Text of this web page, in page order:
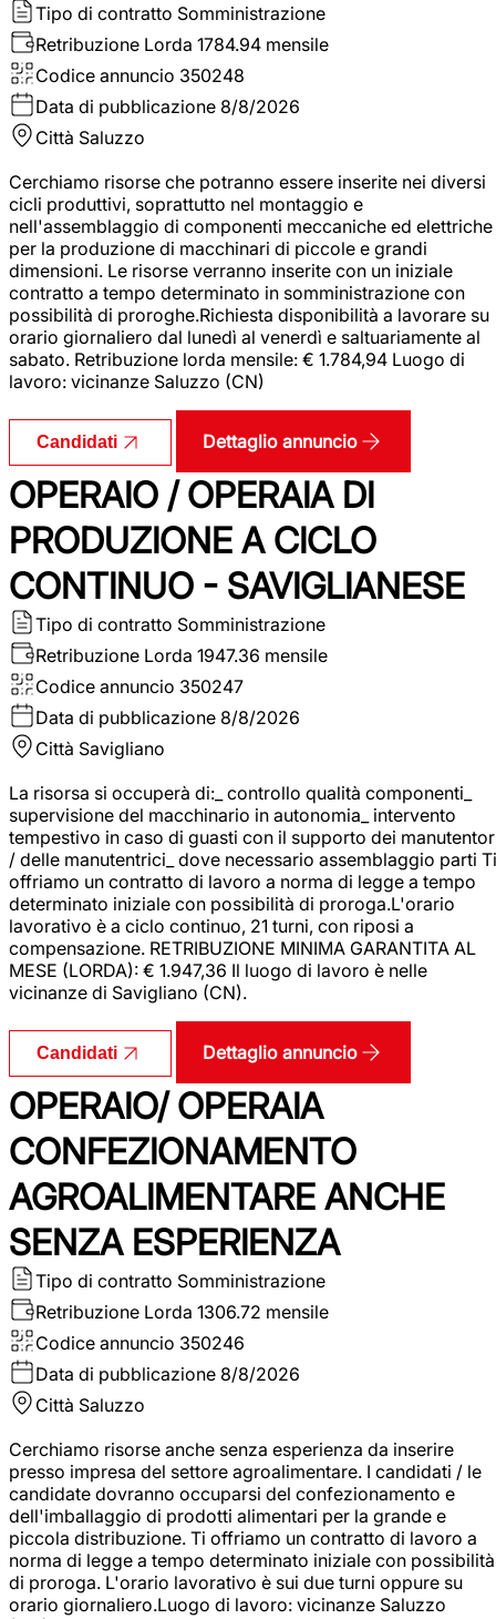
Tipo di contratto Somministrazione
Retribuzione Lorda 1784.94 mensile
Codice annuncio 350248
Data di pubblicazione 8/8/2026
Città Saluzzo
Cerchiamo risorse che potranno essere inserite nei diversi
cicli produttivi, soprattutto nel montaggio e
nell'assemblaggio di componenti meccaniche ed elettriche
per la produzione di macchinari di piccole e grandi
dimensioni. Le risorse verranno inserite con un iniziale
contratto a tempo determinato in somministrazione con
possibilità di proroghe.Richiesta disponibilità a lavorare su
orario giornaliero dal lunedì al venerdì e saltuariamente al
sabato. Retribuzione lorda mensile: € 1.784,94 Luogo di
lavoro: vicinanze Saluzzo (CN)
Candidati Dettaglio annuncio
OPERAIO / OPERAIA DI
PRODUZIONE A CICLO
CONTINUO - SAVIGLIANESE
Tipo di contratto Somministrazione
Retribuzione Lorda 1947.36 mensile
Codice annuncio 350247
Data di pubblicazione 8/8/2026
Città Savigliano
La risorsa si occuperà di:_ controllo qualità componenti_
supervisione del macchinario in autonomia_ intervento
tempestivo in caso di guasti con il supporto dei
/ delle manutentrici_ dove necessario assemblaggio parti Ti
offriamo un contratto di lavoro a norma di legge a tempo
determinato iniziale con possibilità di proroga.L'orario
lavorativo è a ciclo continuo, 21 turni, con riposi a
compensazione. RETRIBUZIONE MINIMA GARANTITA AL
MESE (LORDA): € 1.947,36 Il luogo di lavoro è nelle
vicinanze di Savigliano (CN).
Candidati Dettaglio annuncio
OPERAIO/ OPERAIA
CONFEZIONAMENTO
AGROALIMENTARE ANCHE
SENZA ESPERIENZA
Tipo di contratto Somministrazione
Retribuzione Lorda 1306.72 mensile
Codice annuncio 350246
Data di pubblicazione 8/8/2026
Città Saluzzo
Cerchiamo risorse anche senza esperienza da inserire
presso impresa del settore agroalimentare. I candidati / le
candidate dovranno occuparsi del confezionamento e
dell'imballaggio di prodotti alimentari per la grande e
piccola distribuzione. Ti offriamo un contratto di lavoro a
norma di legge a tempo determinato iniziale con possibilità
di proroga. L'orario lavorativo è sui due turni oppure su
orario giornaliero.Luogo di lavoro: vicinanze Saluzzo